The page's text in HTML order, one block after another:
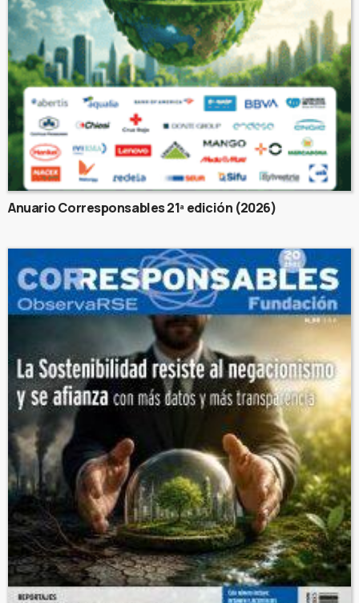
Anuario Corresponsables 21ª edición (2026)